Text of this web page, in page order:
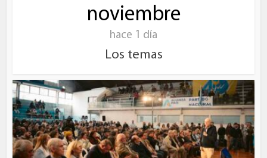
noviembre
hace 1 día
Los temas